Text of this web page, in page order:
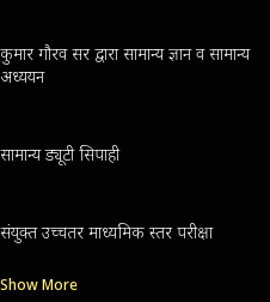
कुमार गौरव सर द्वारा सामान्य ज्ञान व सामान्य
अध्ययन
सामान्य ड्यूटी सिपाही
संयुक्त उच्चतर माध्यमिक स्तर परीक्षा
Show More